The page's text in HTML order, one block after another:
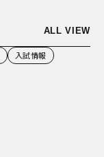
ALL VIEW
入試情報